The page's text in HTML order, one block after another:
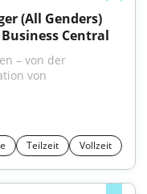
Central
– von der
von
Teilzeit Vollzeit